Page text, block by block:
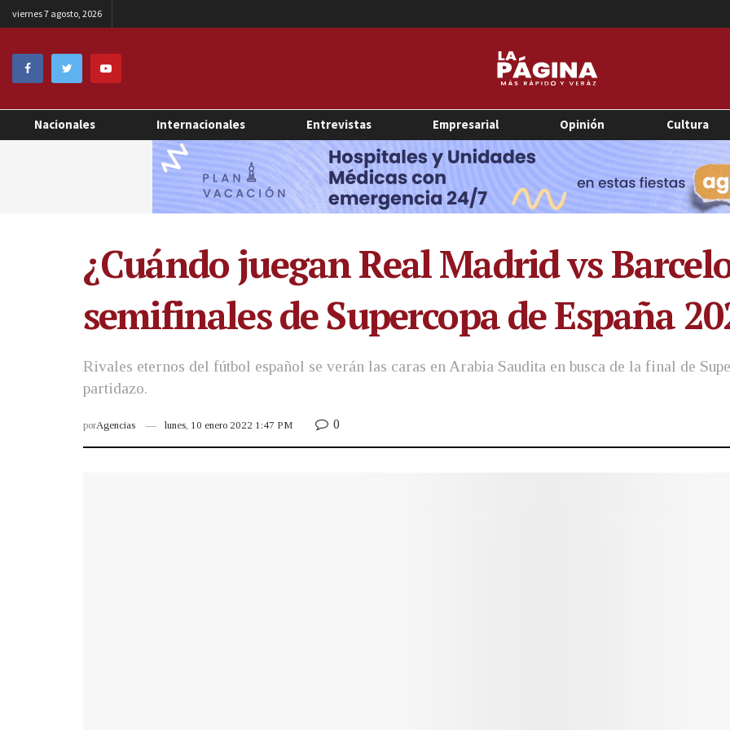
viernes 7 agosto, 2026
Nacionales Internacionales Entrevistas Empresarial Opinión Cultura
¿Cuándo juegan Real Madrid vs
semifinales de Supercopa de España
Rivales eternos del fútbol español se verán las caras en Arabia Saudita en busca de la final de
partidazo.
porAgencias lunes, 10 enero 2022 1:47 PM 0